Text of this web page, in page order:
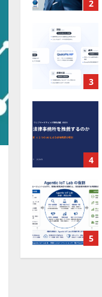
2
3
4
5